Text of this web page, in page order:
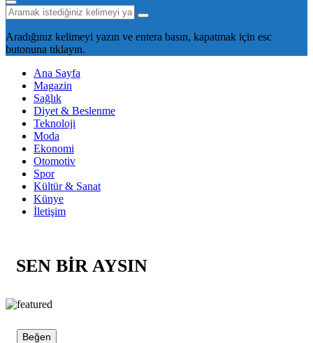
Aradığınız kelimeyi yazın ve entera basın, kapatmak için esc
butonuna tıklayın.
Ana Sayfa
Magazin
Sağlık
Diyet & Beslenme
Teknoloji
Moda
Ekonomi
Otomotiv
Spor
Kültür & Sanat
Künye
İletişim
SEN BİR AYSIN
Beğen